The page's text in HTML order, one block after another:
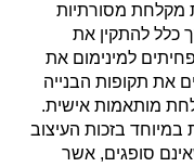
מקלחת מסורתיות
כלל להתקין את
למינימום את
את תקופות הבנייה
מותאמות אישית.
במיוחד בזכות העיצוב
סופגים, אשר